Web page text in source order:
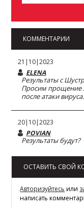
КОММЕНТАРИИ
21|10|2023
ELENA
Результаты с
Просим прощение
после атаки вируса.
20|10|2023
POVIAN
Результаты будут?
ОСТАВИТЬ СВОЙ
Авторизуйтесь или
написать